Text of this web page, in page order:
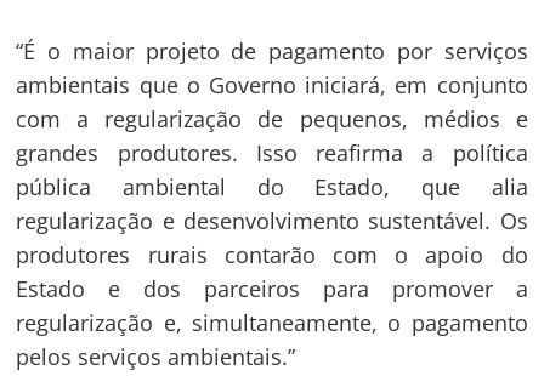
“É o maior projeto de pagamento por serviços
ambientais que o Governo iniciará, em conjunto
com a regularização de pequenos, médios e
grandes produtores. Isso reafirma a política
pública ambiental do Estado, que alia
regularização e desenvolvimento sustentável. Os
produtores rurais contarão com o apoio do
Estado e dos parceiros para promover a
regularização e, simultaneamente, o pagamento
pelos serviços ambientais.”